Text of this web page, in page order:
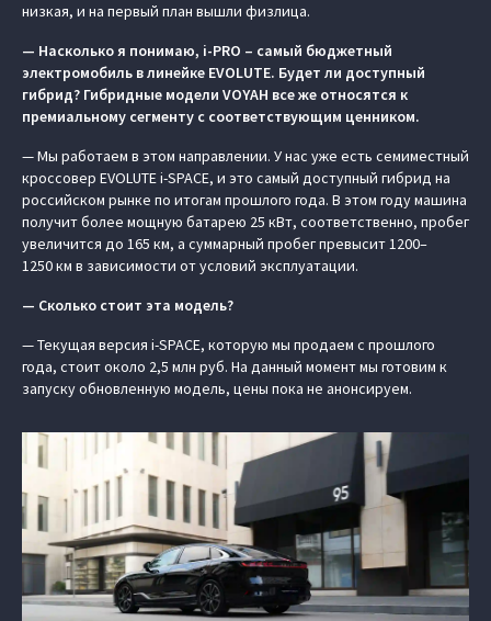
низкая, и на первый план вышли физлица.
— Насколько я понимаю, i-PRO – самый бюджетный
электромобиль в линейке EVOLUTE. Будет ли доступный
гибрид? Гибридные модели VOYAH все же относятся к
премиальному сегменту с соответствующим ценником.
— Мы работаем в этом направлении. У нас уже есть семиместный
кроссовер EVOLUTE i-SPACE, и это самый доступный гибрид на
российском рынке по итогам прошлого года. В этом году машина
получит более мощную батарею 25 кВт, соответственно, пробег
увеличится до 165 км, а суммарный пробег превысит 1200–
1250 км в зависимости от условий эксплуатации.
— Сколько стоит эта модель?
— Текущая версия i-SPACE, которую мы продаем с прошлого
года, стоит около 2,5 млн руб. На данный момент мы готовим к
запуску обновленную модель, цены пока не анонсируем.